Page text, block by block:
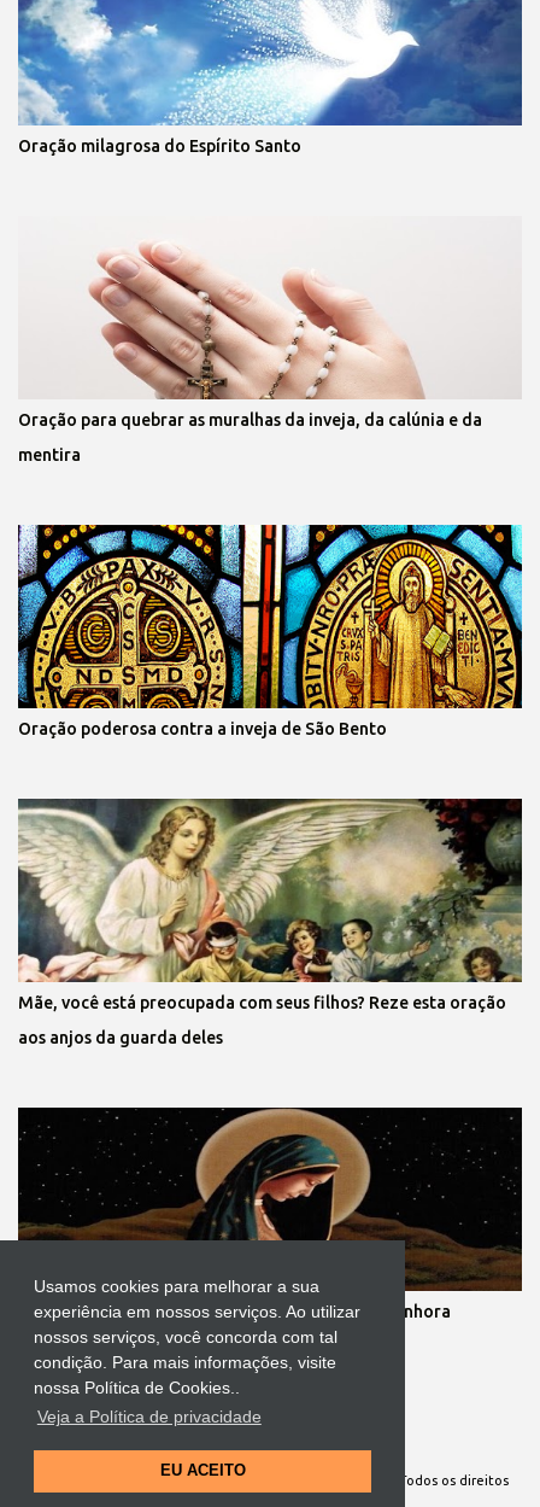
Usamos cookies para melhorar a sua
experiência em nossos serviços. Ao utilizar
nossos serviços, você concorda com tal
condição. Para mais informações, visite
nossa Política de Cookies..
Veja a Política de privacidade
EU ACEITO
Oração milagrosa do Espírito Santo
Oração para quebrar as muralhas da inveja, da calúnia e da
mentira
Oração poderosa contra a inveja de São Bento
Mãe, você está preocupada com seus filhos? Reze esta oração
aos anjos da guarda deles
Novena dos nove meses de gestação de Nossa Senhora
Tecnologia do Blogger
Site Oficial da Comunidade Nossa Senhora cuida de mim. Todos os direitos